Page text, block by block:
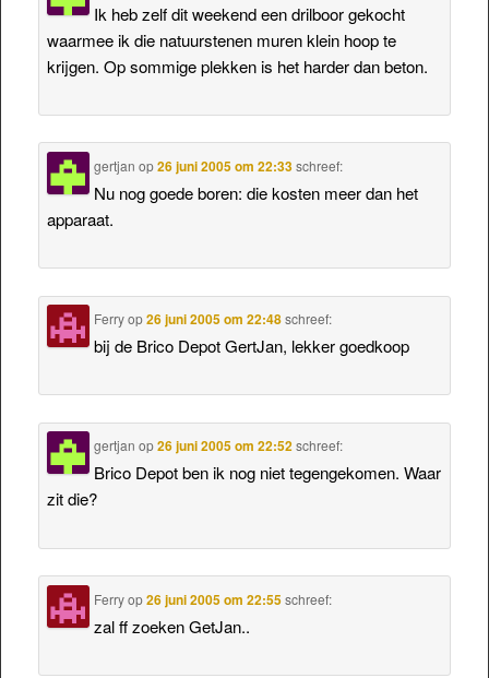
Ik heb zelf dit weekend een drilboor gekocht
waarmee ik die natuurstenen muren klein hoop te
krijgen. Op sommige plekken is het harder dan beton.
gertjan op26 juni 2005 om 22:33 schreef:
Nu nog goede boren: die kosten meer dan het
apparaat.
Ferryop26 juni 2005 om 22:48 schreef:
bij de Brico Depot GertJan, lekker goedkoop
gertjan op26 juni 2005 om 22:52 schreef:
Brico Depot ben ik nog niet tegengekomen. Waar
zit die?
Ferryop26 juni 2005 om 22:55 schreef:
zal ff zoeken GetJan..